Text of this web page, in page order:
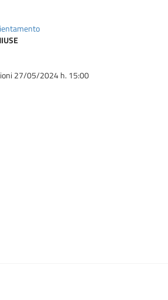
27/05/2024 h. 15:00